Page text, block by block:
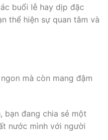
buổi lễ hay dịp đặc
thể hiện sự quan tâm và
mà còn mang đậm
bạn đang chia sẻ một
nước mình với người